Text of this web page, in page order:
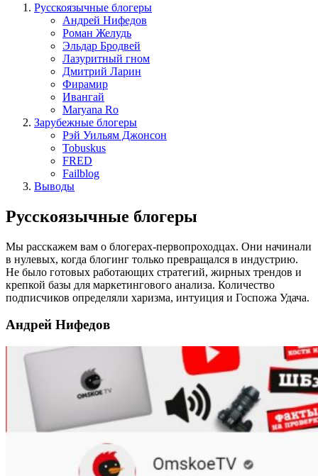
Русскоязычные блогеры
Андрей Нифедов
Роман Желудь
Эльдар Бродвей
Лазуритный гном
Дмитрий Ларин
Фирамир
Ивангай
Maryana Ro
Зарубежные блогеры
Рэй Уильям Джонсон
Tobuskus
FRED
Failblog
Выводы
Русскоязычные блогеры
Мы расскажем вам о блогерах-первопроходцах. Они начинали
в нулевых, когда блогинг только превращался в индустрию.
Не было готовых работающих стратегий, жирных трендов и
крепкой базы для маркетингового анализа. Количество
подписчиков определяли харизма, интуиция и Госпожа Удача.
Андрей Нифедов